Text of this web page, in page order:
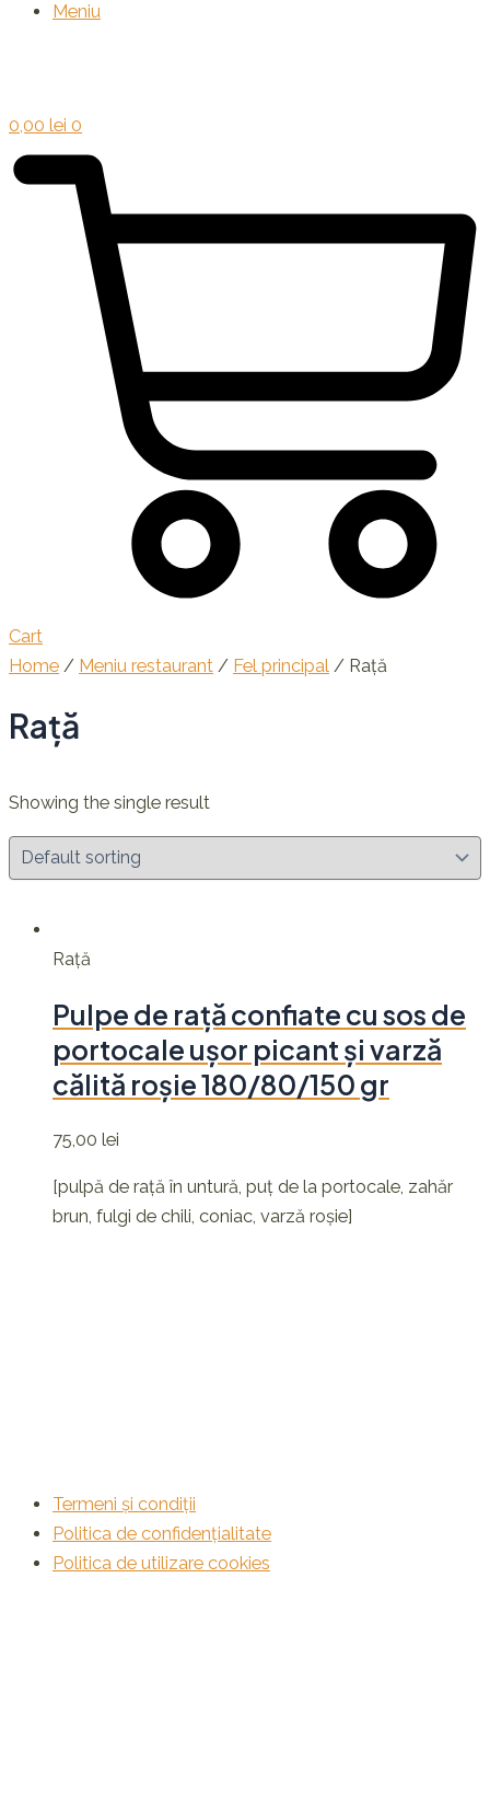
Meniu
0,00 lei 0
Cart
Home / Meniu restaurant / Fel principal / Rață
Rață
Showing the single result
Rață
Pulpe de rață confiate cu sos de
portocale ușor picant și varză
călită roșie 180/80/150 gr
75,00 lei
[pulpă de rață în untură, puț de la portocale, zahăr
brun, fulgi de chili, coniac, varză roșie]
Termeni și condiții
Politica de confidențialitate
Politica de utilizare cookies